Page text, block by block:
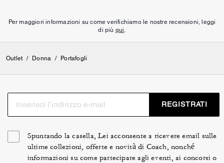
Per maggiori informazioni su come verifichiamo le nostre recensioni, leggi
di più qui
Outlet / Donna / Portafogli
REGISTRATI
Spuntando la casella, Lei acconsente a ricevere email sulle
ultime collezioni, offerte e novità di Coach, nonché
informazioni su come partecipare agli eventi, ai concorsi o